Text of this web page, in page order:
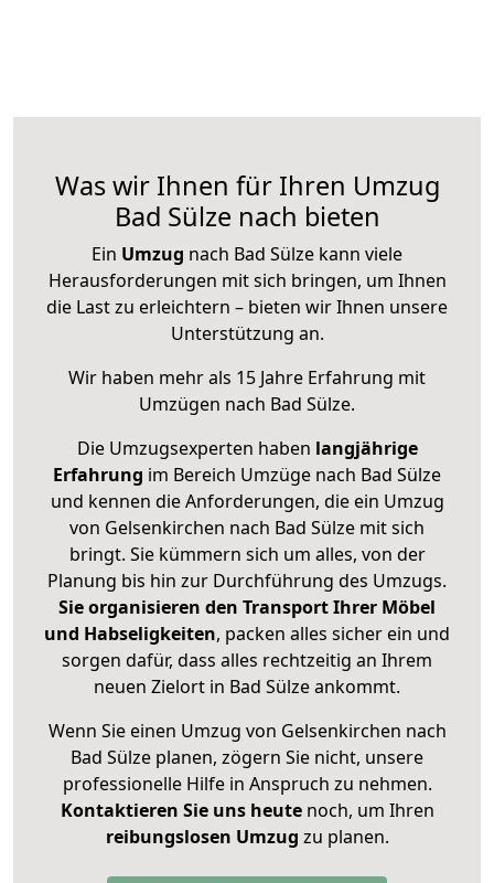
Was wir Ihnen für Ihren Umzug
Bad Sülze nach bieten
Ein Umzug nach Bad Sülze kann viele
Herausforderungen mit sich bringen, um Ihnen
die Last zu erleichtern – bieten wir Ihnen unsere
Unterstützung an.
Wir haben mehr als 15 Jahre Erfahrung mit
Umzügen nach Bad Sülze.
Die Umzugsexperten haben langjährige
Erfahrung im Bereich Umzüge nach Bad Sülze
und kennen die Anforderungen, die ein Umzug
von Gelsenkirchen nach Bad Sülze mit sich
bringt. Sie kümmern sich um alles, von der
Planung bis hin zur Durchführung des Umzugs.
Sie organisieren den Transport Ihrer Möbel
und Habseligkeiten, packen alles sicher ein und
sorgen dafür, dass alles rechtzeitig an Ihrem
neuen Zielort in Bad Sülze ankommt.
Wenn Sie einen Umzug von Gelsenkirchen nach
Bad Sülze planen, zögern Sie nicht, unsere
professionelle Hilfe in Anspruch zu nehmen.
Kontaktieren Sie uns heutenoch, um Ihren
reibungslosen Umzug zu planen.